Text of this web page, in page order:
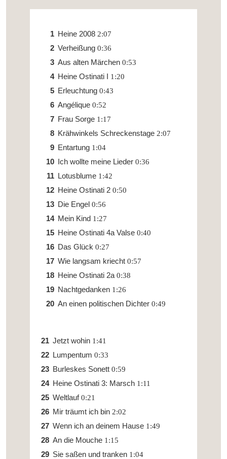
Heine 2008 2:07
Verheißung 0:36
Aus alten Märchen 0:53
Heine Ostinati I 1:20
Erleuchtung 0:43
Angélique 0:52
Frau Sorge 1:17
Krähwinkels Schreckenstage 2:07
Entartung 1:04
Ich wollte meine Lieder 0:36
Lotusblume 1:42
Heine Ostinati 2 0:50
Die Engel 0:56
Mein Kind 1:27
Heine Ostinati 4a Valse 0:40
Das Glück 0:27
Wie langsam kriecht 0:57
Heine Ostinati 2a 0:38
Nachtgedanken 1:26
An einen politischen Dichter 0:49
Jetzt wohin 1:41
Lumpentum 0:33
Burleskes Sonett 0:59
Heine Ostinati 3: Marsch 1:11
Weltlauf0:21
Mir träumt ich bin 2:02
Wenn ich an deinem Hause 1:49
An die Mouche 1:15
Sie saßen und tranken 1:04